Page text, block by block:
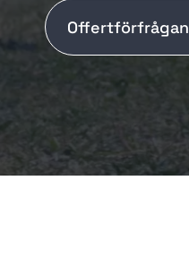
Offertförfrågan